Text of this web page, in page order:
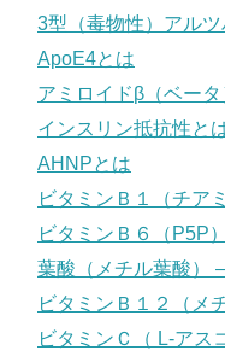
3型（毒物性）アル
ApoE4とは
アミロイドβ（ベー
インスリン抵抗性と
AHNPとは
ビタミンＢ１（チア
ビタミンＢ６（P5P
葉酸（メチル葉酸）
ビタミンＢ１２（メ
ビタミンＣ（ L-アス